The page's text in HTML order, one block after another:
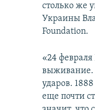
столько же
Украины
Foundation.
«24
выживание.
ударов.
еще почти